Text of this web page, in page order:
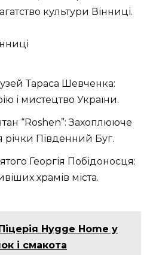
культури Вінниці.
Тараса Шевченка:
і мистецтво України.
“Roshen”: Захоплююче
річки Південний Буг.
Георгія Побідоносця:
храмів міста.
Піцерія Hygge Home у
і смакота